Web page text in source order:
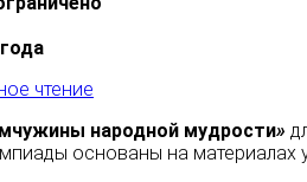
чтение
народной мудрости»
основаны на